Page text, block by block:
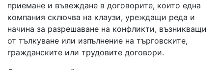
приемане и въвеждане в договорите, които една
компания сключва на клаузи, уреждащи реда и
начина за разрешаване на конфликти, възникващи
от тълкуване или изпълнение на търговските,
гражданските или трудовите договори.